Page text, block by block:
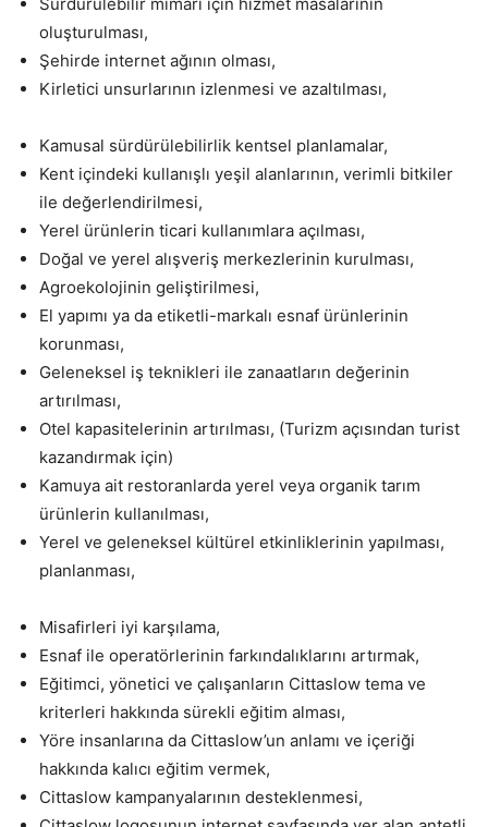
Sürdürülebilir mimari için hizmet masalarının
oluşturulması,
Şehirde internet ağının olması,
Kirletici unsurlarının izlenmesi ve azaltılması,
Kamusal sürdürülebilirlik kentsel planlamalar,
Kent içindeki kullanışlı yeşil alanlarının, verimli bitkiler
ile değerlendirilmesi,
Yerel ürünlerin ticari kullanımlara açılması,
Doğal ve yerel alışveriş merkezlerinin kurulması,
Agroekolojinin geliştirilmesi,
El yapımı ya da etiketli-markalı esnaf ürünlerinin
korunması,
Geleneksel iş teknikleri ile zanaatların değerinin
artırılması,
Otel kapasitelerinin artırılması, (Turizm açısından turist
kazandırmak için)
Kamuya ait restoranlarda yerel veya organik tarım
ürünlerin kullanılması,
Yerel ve geleneksel kültürel etkinliklerinin yapılması,
planlanması,
Misafirleri iyi karşılama,
Esnaf ile operatörlerinin farkındalıklarını artırmak,
Eğitimci, yönetici ve çalışanların Cittaslow tema ve
kriterleri hakkında sürekli eğitim alması,
Yöre insanlarına da Cittaslow’un anlamı ve içeriği
hakkında kalıcı eğitim vermek,
Cittaslow kampanyalarının desteklenmesi,